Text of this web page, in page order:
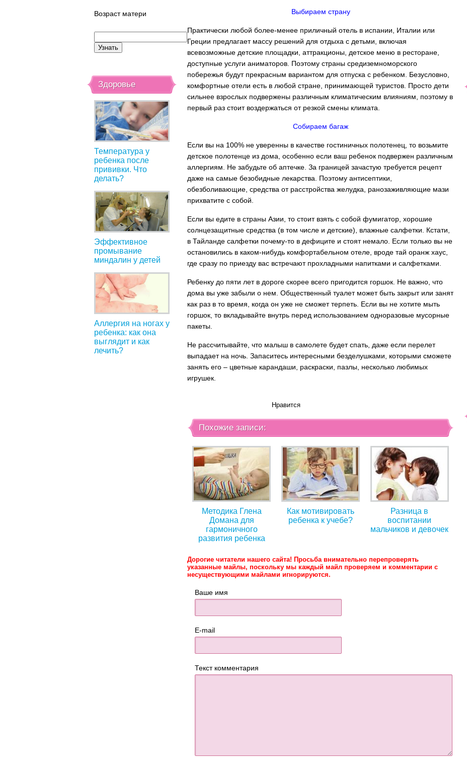
Выбираем страну
Практически любой более-менее приличный отель в испании, Италии или
Греции предлагает массу решений для отдыха с детьми, включая
всевозможные детские площадки, аттракционы, детское меню в ресторане,
доступные услуги аниматоров. Поэтому страны средиземноморского
побережья будут прекрасным вариантом для отпуска с ребенком. Безусловно,
комфортные отели есть в любой стране, принимающей туристов. Просто дети
сильнее взрослых подвержены различным климатическим влияниям, поэтому в
первый раз стоит воздержаться от резкой смены климата.
Собираем багаж
Если вы на 100% не уверенны в качестве гостиничных полотенец, то возьмите
детское полотенце из дома, особенно если ваш ребенок подвержен различным
аллергиям. Не забудьте об аптечке. За границей зачастую требуется рецепт
даже на самые безобидные лекарства. Поэтому антисептики,
обезболивающие, средства от расстройства желудка, ранозаживляющие мази
прихватите с собой.
Если вы едите в страны Азии, то стоит взять с собой фумигатор, хорошие
солнцезащитные средства (в том числе и детские), влажные салфетки. Кстати,
в Тайланде салфетки почему-то в дефиците и стоят немало. Если только вы не
остановились в каком-нибудь комфортабельном отеле, вроде тай оранж хаус,
где сразу по приезду вас встречают прохладными напитками и салфетками.
Ребенку до пяти лет в дороге скорее всего пригодится горшок. Не важно, что
дома вы уже забыли о нем. Общественный туалет может быть закрыт или занят
как раз в то время, когда он уже не сможет терпеть. Если вы не хотите мыть
горшок, то вкладывайте внутрь перед использованием одноразовые мусорные
пакеты.
Не рассчитывайте, что малыш в самолете будет спать, даже если перелет
выпадает на ночь. Запаситесь интересными безделушками, которыми сможете
занять его – цветные карандаши, раскраски, пазлы, несколько любимых
игрушек.
Нравится
Похожие записи:
Методика Глена
Домана для
гармоничного
развития ребенка
Как мотивировать
ребенка к учебе?
Разница в
воспитании
мальчиков и девочек
Дорогие читатели нашего сайта! Просьба внимательно перепроверять
указанные майлы, поскольку мы каждый майл проверяем и комментарии с
несуществующими майлами игнорируются.
Ваше имя
E-mail
Текст комментария
Возраст матери
Здоровье
Температура у
ребенка после
прививки. Что
делать?
Эффективное
промывание
миндалин у детей
Аллергия на ногах у
ребенка: как она
выглядит и как
лечить?